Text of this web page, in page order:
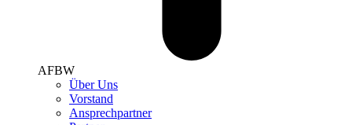
AFBW
Über Uns
Vorstand
Ansprechpartner